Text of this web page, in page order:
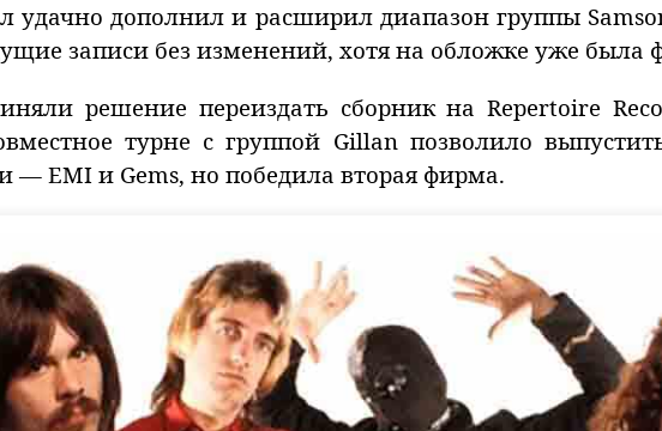
удачно дополнил и расширил диапазон группы
записи без изменений, хотя на обложке уже была
решение переиздать сборник на Repertoire
турне с группой Gillan позволило
— EMI и Gems, но победила вторая фирма.